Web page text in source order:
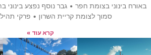
באורח בינוני בצומת חפר • גבר נוסף נפצע בינוני
סמוך לצומת קריית השרון • פרקי
קרא עוד »